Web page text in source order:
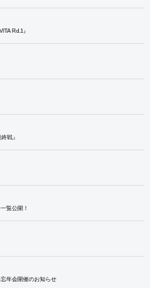
Rd.1』
戦』
覧公開！
年会開催のお知らせ